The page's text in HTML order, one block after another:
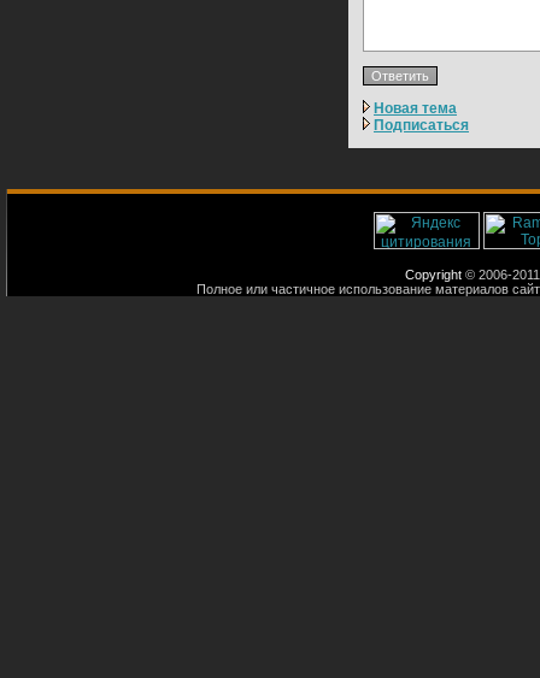
Новая тема
Подписаться
Copyright © 2006-
Полное или частичное использование материалов